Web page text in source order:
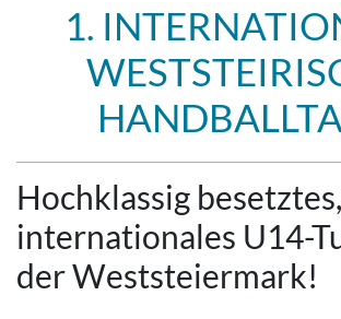
1.
Hochklassig besetztes,
internationales U14-
der Weststeiermark!